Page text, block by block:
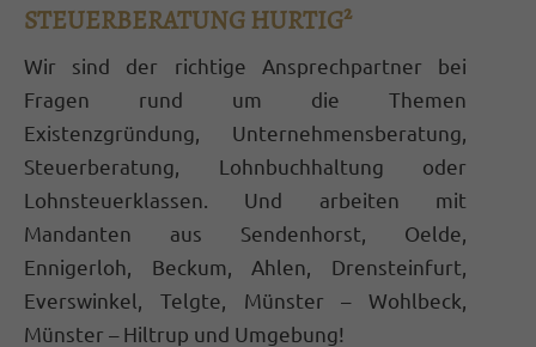
STEUERBERATUNG HURTIG²
Wir sind der richtige Ansprechpartner bei
Fragen rund um die Themen
Existenzgründung, Unternehmensberatung,
Steuerberatung, Lohnbuchhaltung oder
Lohnsteuerklassen. Und arbeiten mit
Mandanten aus Sendenhorst, Oelde,
Ennigerloh, Beckum, Ahlen, Drensteinfurt,
Everswinkel, Telgte, Münster – Wohlbeck,
Münster – Hiltrup und Umgebung!